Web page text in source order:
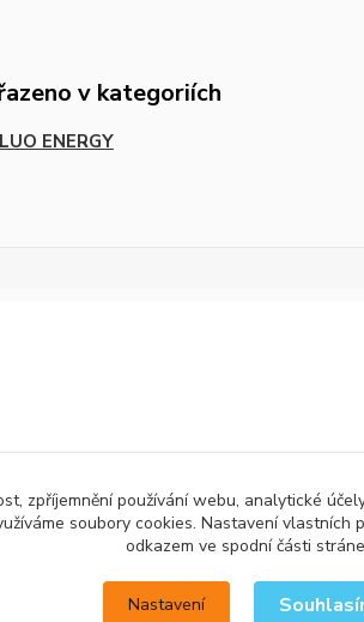
v kategoriích
ENERGY
zpříjemnění používání webu, analytické
soubory cookies. Nastavení vlastních
odkazem ve spodní části
Nastavení